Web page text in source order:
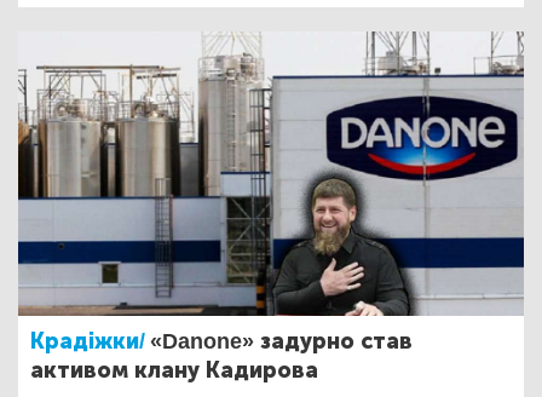
Крадіжки/«Danone» задурно став
активом клану Кадирова